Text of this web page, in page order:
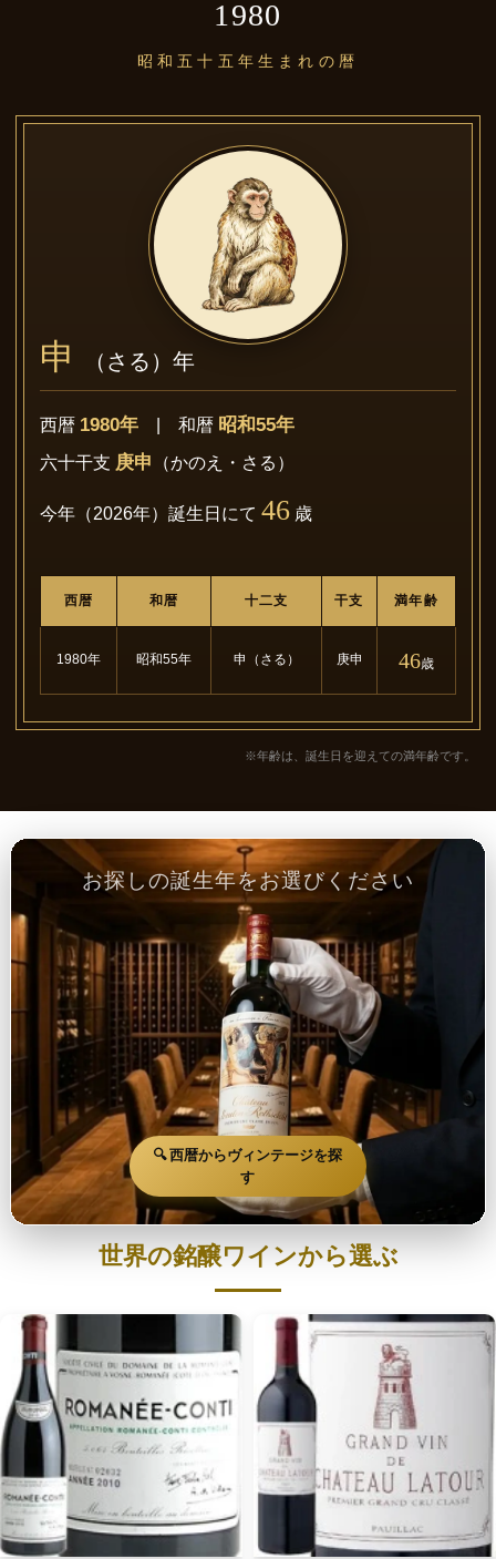
1980
昭和五十五年生まれの暦
申 （さる）年
西暦 1980年 | 和暦 昭和55年
六十干支 庚申 （かのえ・さる）
今年（2026年）誕生日にて 46 歳
西暦 和暦 十二支 干支 満年齢
1980年 昭和55年 申（さる） 庚申 46歳
※年齢は、誕生日を迎えての満年齢です。
お探しの誕生年をお選びください
🔍 西暦からヴィンテージを探
す
世界の銘醸ワインから選ぶ